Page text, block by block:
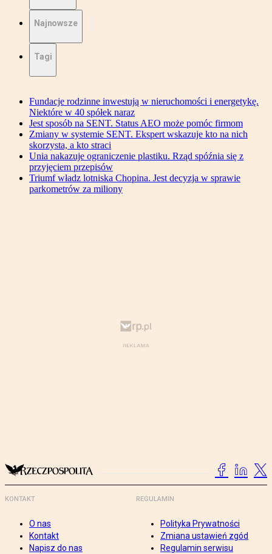
Najnowsze
Tagi
Fundacje rodzinne inwestują w nieruchomości i energetykę.
Niektóre w 40 spółek naraz
Jest sposób na SENT. Status AEO może pomóc firmom
Zmiany w systemie SENT. Ekspert wskazuje kto na nich
skorzysta, a kto straci
Unia nakazuje ograniczenie plastiku. Rząd spóźnia się z
przyjęciem przepisów
Triumf władz lotniska Chopina. Jest decyzja w sprawie
parkometrów za miliony
KONTAKT
O nas
Kontakt
Napisz do nas
REGULAMIN
Polityka Prywatności
Zmiana ustawień zgód
Regulamin serwisu